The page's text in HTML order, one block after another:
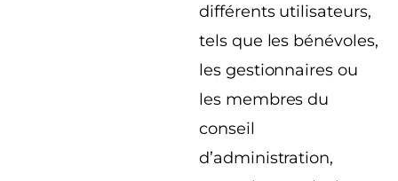
différents utilisateurs,
tels que les bénévoles,
les gestionnaires ou
les membres du
conseil
d’administration,